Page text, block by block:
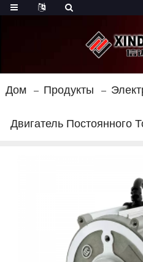
Дом Продукты
Двигатель Постоянного